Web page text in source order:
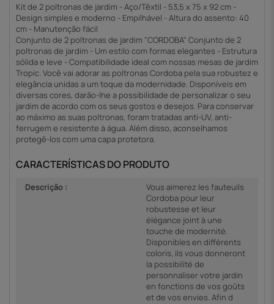
Kit de 2 poltronas de jardim - Aço/Têxtil - 53,5 x 75 x 92 cm -
Design simples e moderno - Empilhável - Altura do assento: 40
cm - Manutenção fácil
Conjunto de 2 poltronas de jardim "CORDOBA" Conjunto de 2
poltronas de jardim - Um estilo com formas elegantes - Estrutura
sólida e leve - Compatibilidade ideal com nossas mesas de jardim
Tropic. Você vai adorar as poltronas Cordoba pela sua robustez e
elegância unidas a um toque da modernidade. Disponíveis em
diversas cores, darão-lhe a possibilidade de personalizar o seu
jardim de acordo com os seus gostos e desejos. Para conservar
ao máximo as suas poltronas, foram tratadas anti-UV, anti-
ferrugem e resistente à água. Além disso, aconselhamos
protegê-los com uma capa protetora.
CARACTERÍSTICAS DO PRODUTO
Descrição :
Vous aimerez les fauteuils
Cordoba pour leur
robustesse et leur
élégance joint à une
touche de modernité.
Disponibles en différents
coloris, ils vous donneront
la possibilité de
personnaliser votre jardin
en fonctions de vos goûts
et de vos envies. Afin d